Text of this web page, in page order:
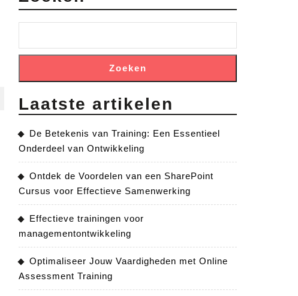
Zoeken
Laatste artikelen
De Betekenis van Training: Een Essentieel
Onderdeel van Ontwikkeling
Ontdek de Voordelen van een SharePoint
Cursus voor Effectieve Samenwerking
Effectieve trainingen voor
managementontwikkeling
Optimaliseer Jouw Vaardigheden met Online
Assessment Training